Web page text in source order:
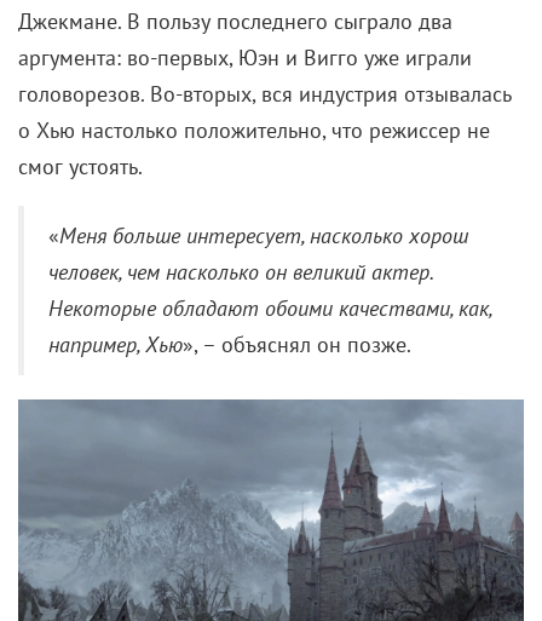
Джекмане. В пользу последнего сыграло два
аргумента: во-первых, Юэн и Вигго уже играли
головорезов. Во-вторых, вся индустрия отзывалась
о Хью настолько положительно, что режиссер не
смог устоять.
«Меня больше интересует, насколько хорош
человек, чем насколько он великий актер.
Некоторые обладают обоими качествами, как,
например, Хью», – объяснял он позже.